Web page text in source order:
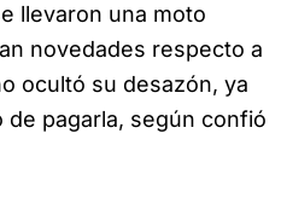
llevaron una moto
novedades respecto a
ocultó su desazón, ya
pagarla, según confió